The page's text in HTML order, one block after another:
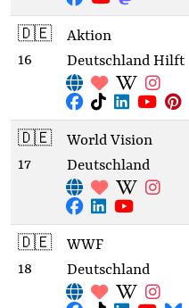
🇩🇪
16
Aktion
Deutschland Hilft
🇩🇪
17
World Vision
Deutschland
🇩🇪
18
WWF
Deutschland